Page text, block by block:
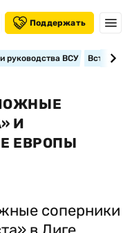
Поддержать
руководства ВСУ
И
ЕВРОПЫ